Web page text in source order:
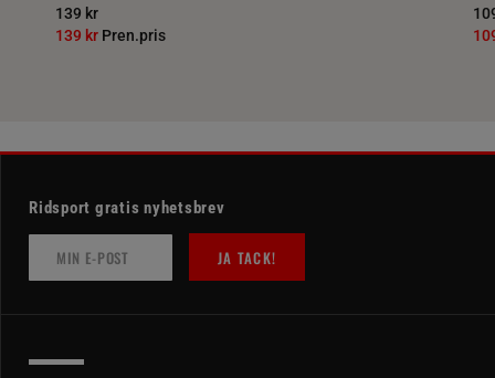
139 kr
139 kr Pren.pris
Ridsport gratis nyhetsbrev
JA TACK!